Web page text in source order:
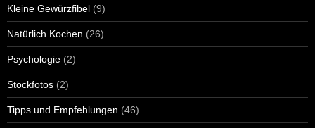
Kleine Gewürzfibel (9)
Natürlich Kochen (26)
Psychologie (2)
Stockfotos (2)
Tipps und Empfehlungen (46)